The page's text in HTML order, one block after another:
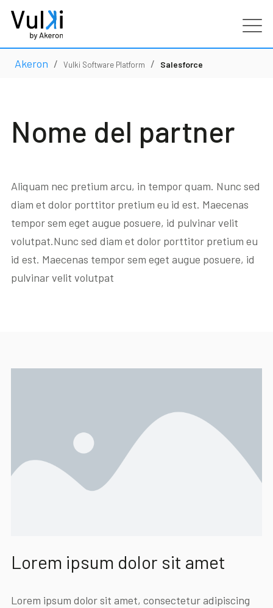
Prodotti
Servizi
Risorse
Akeron Corporate
Akeron / Vulki Software Platform / Salesforce
Nome del partner
Aliquam nec pretium arcu, in tempor quam. Nunc sed
diam et dolor porttitor pretium eu id est. Maecenas
tempor sem eget augue posuere, id pulvinar velit
volutpat.Nunc sed diam et dolor porttitor pretium eu
id est. Maecenas tempor sem eget augue posuere, id
pulvinar velit volutpat
Lorem ipsum dolor sit amet
Lorem ipsum dolor sit amet, consectetur adipiscing